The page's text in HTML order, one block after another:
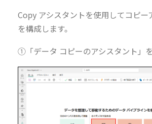
Copy アシスタントを使用してコピー
を構成します。
①「データ コピーのアシスタント」